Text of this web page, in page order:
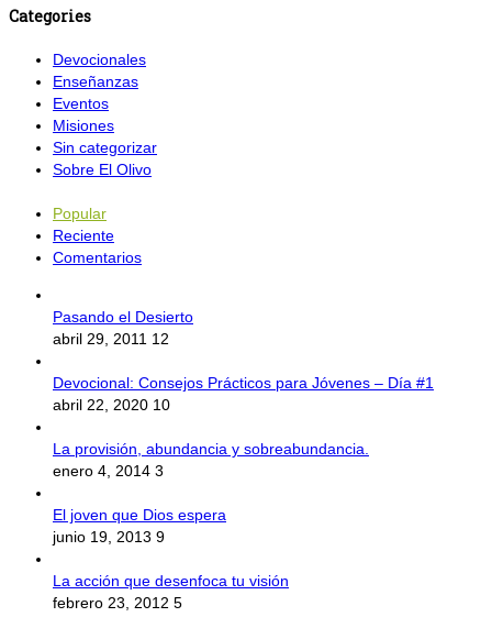
Categories
Devocionales
Enseñanzas
Eventos
Misiones
Sin categorizar
Sobre El Olivo
Popular
Reciente
Comentarios
Pasando el Desierto
abril 29, 2011 12
Devocional: Consejos Prácticos para Jóvenes – Día #1
abril 22, 2020 10
La provisión, abundancia y sobreabundancia.
enero 4, 2014 3
El joven que Dios espera
junio 19, 2013 9
La acción que desenfoca tu visión
febrero 23, 2012 5